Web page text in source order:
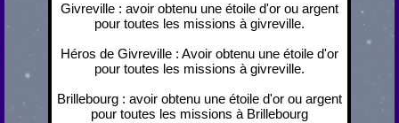
Givreville : avoir obtenu une étoile d'or ou argent
pour toutes les missions à givreville.
Héros de Givreville : Avoir obtenu une étoile d'or
pour toutes les missions à givreville.
Brillebourg : avoir obtenu une étoile d'or ou argent
pour toutes les missions à Brillebourg